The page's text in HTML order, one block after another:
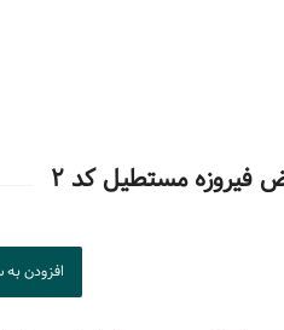
مستطیل کد ۲
افزودن